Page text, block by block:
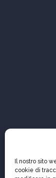
Il nostro sito
cookie di